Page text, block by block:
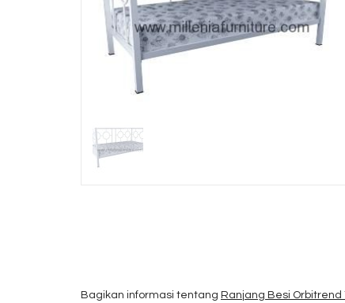
Bagikan informasi tentang Ranjang Besi Orbitrend